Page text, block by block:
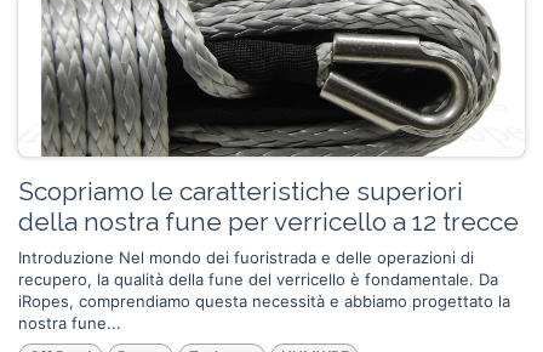
Scopriamo le caratteristiche superiori
della nostra fune per verricello a 12 trecce
Introduzione Nel mondo dei fuoristrada e delle operazioni di
recupero, la qualità della fune del verricello è fondamentale. Da
iRopes, comprendiamo questa necessità e abbiamo progettato la
nostra fune...